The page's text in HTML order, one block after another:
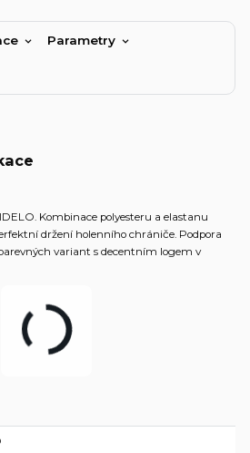
Parametry
Kombinace polyesteru a elastanu
držení holenního chrániče. Podpora
variant s decentním logem v